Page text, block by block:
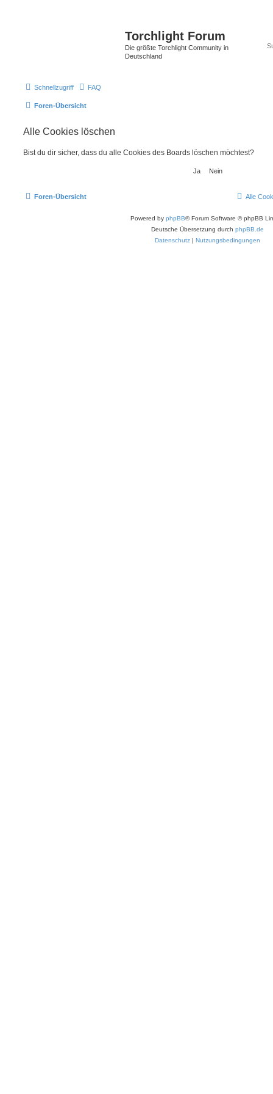
Torchlight Forum
Die größte Torchlight Community in
Deutschland
Schnellzugriff FAQ
Foren-Übersicht
Alle Cookies löschen
Bist du dir sicher, dass du alle Cookies des Boards löschen möchtest?
Foren-Übersicht Alle
Powered by phpBB® Forum Software © phpBB
Deutsche Übersetzung durch phpBB.de
Datenschutz | Nutzungsbedingungen